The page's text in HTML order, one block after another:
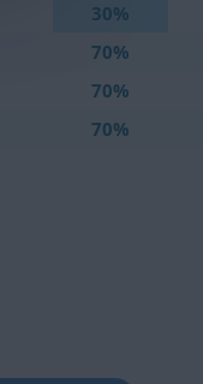
30%
70%
70%
70%